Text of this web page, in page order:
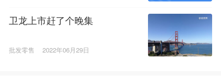
卫龙上市赶了个晚集
批发零售 2022年06月29日